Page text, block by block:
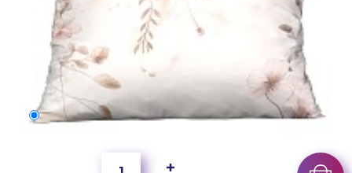
70x50 cm